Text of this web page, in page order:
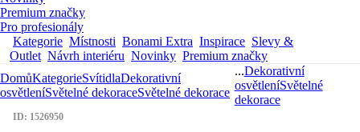
Premium značky
Pro profesionály
Kategorie Místnosti Bonami Extra Inspirace Slevy &
Outlet Návrh interiéru Novinky Premium značky
DomůKategorieSvítidlaDekorativní
osvětleníSvětelné dekoraceSvětelné dekorace
...Dekorativní
osvětleníSvětelné
dekorace
ID: 1526950